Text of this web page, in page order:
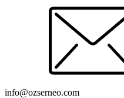
info@ozserneo.com